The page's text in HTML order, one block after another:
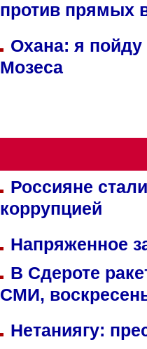
против прямых
Охана: я пойду
Мозеса
Россияне
коррупцией
Напряженное
В Сдероте
СМИ,
Нетаниягу: